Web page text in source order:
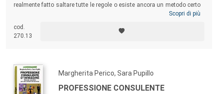
realmente fatto saltare tutte le regole o esiste ancora un metodo certo
è pensato tanto per il
creativi, quanto per coloro che si trovino alle prese con i primi incarichi
e siano alla ricerca di un manuale completo grazie a cui comprendere
Scopri di più
cod.
270.13
Margherita Perico, Sara Pupillo
PROFESSIONE CONSULENTE